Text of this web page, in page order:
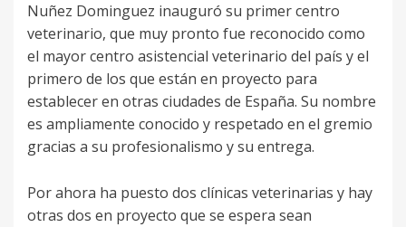
Nuñez Dominguez inauguró su primer centro
veterinario, que muy pronto fue reconocido como
el mayor centro asistencial veterinario del país y el
primero de los que están en proyecto para
establecer en otras ciudades de España. Su nombre
es ampliamente conocido y respetado en el gremio
gracias a su profesionalismo y su entrega.
Por ahora ha puesto dos clínicas veterinarias y hay
otras dos en proyecto que se espera sean